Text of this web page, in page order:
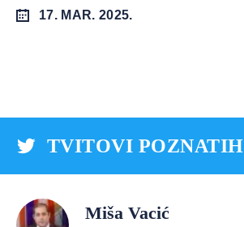
17. MAR. 2025.
TVITOVI POZNATIH
Miša Vacić